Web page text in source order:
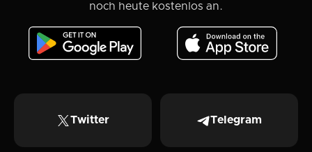
noch heute kostenlos an.
Twitter Telegram